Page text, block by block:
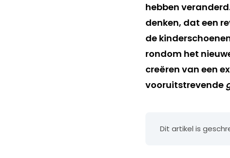
hebben
denken, dat een
de
rondom het
creëren van een
vooruitstrevende
Dit artikel is